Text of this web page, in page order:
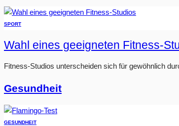
SPORT
Wahl eines geeigneten Fitness-
Fitness-Studios unterscheiden sich für gewöhnlich
Gesundheit
GESUNDHEIT